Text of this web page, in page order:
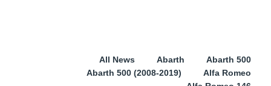
All News Abarth
Abarth 500
Abarth 500 (2008-2019)
Alfa Romeo